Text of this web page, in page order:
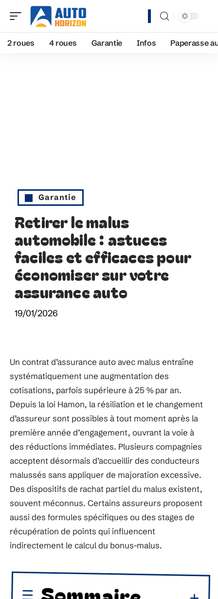
2 roues 4 roues Garantie Infos Paperasse
Garantie
Retirer le malus
automobile : astuces
faciles et efficaces pour
économiser sur votre
assurance auto
19/01/2026
Un contrat d’assurance auto avec malus entraîne
systématiquement une augmentation des
cotisations, parfois supérieure à 25 % par an.
Depuis la loi Hamon, la résiliation et le changement
d’assureur sont possibles à tout moment après la
première année d’engagement, ouvrant la voie à
des réductions immédiates. Plusieurs compagnies
acceptent désormais d’accueillir des conducteurs
malussés sans appliquer de majoration excessive.
Des dispositifs de rachat partiel du malus existent,
souvent méconnus. Certains assureurs proposent
aussi des formules spécifiques ou des stages de
récupération de points qui influencent
indirectement le calcul du bonus-malus.